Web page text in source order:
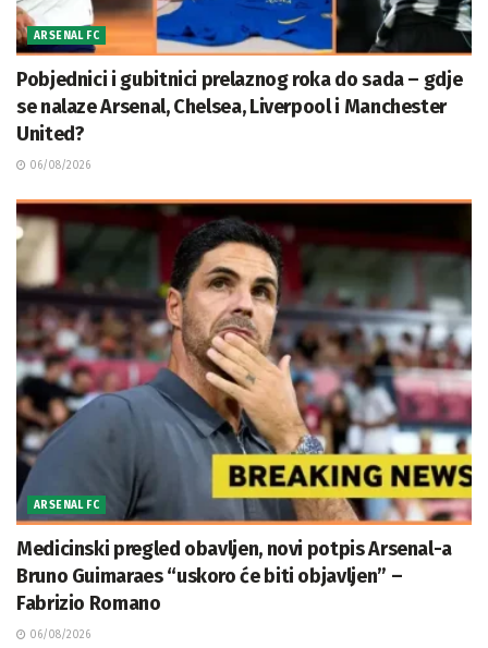
ARSENAL FC
Pobjednici i gubitnici prelaznog roka do sada – gdje
se nalaze Arsenal, Chelsea, Liverpool i Manchester
United?
06/08/2026
ARSENAL FC
Medicinski pregled obavljen, novi potpis Arsenal-a
Bruno Guimaraes “uskoro će biti objavljen” –
Fabrizio Romano
06/08/2026